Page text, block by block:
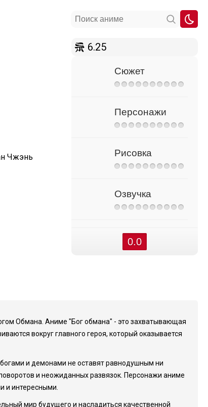
Чжэнь
6.25
Сюжет
Персонажи
Рисовка
Озвучка
0.0
Обмана. Аниме "Бог обмана" - это захватывающая
вокруг главного героя, который оказывается
и демонами не оставят равнодушным ни
и неожиданных развязок. Персонажи аниме
и интересными.
мир будущего и насладиться качественной